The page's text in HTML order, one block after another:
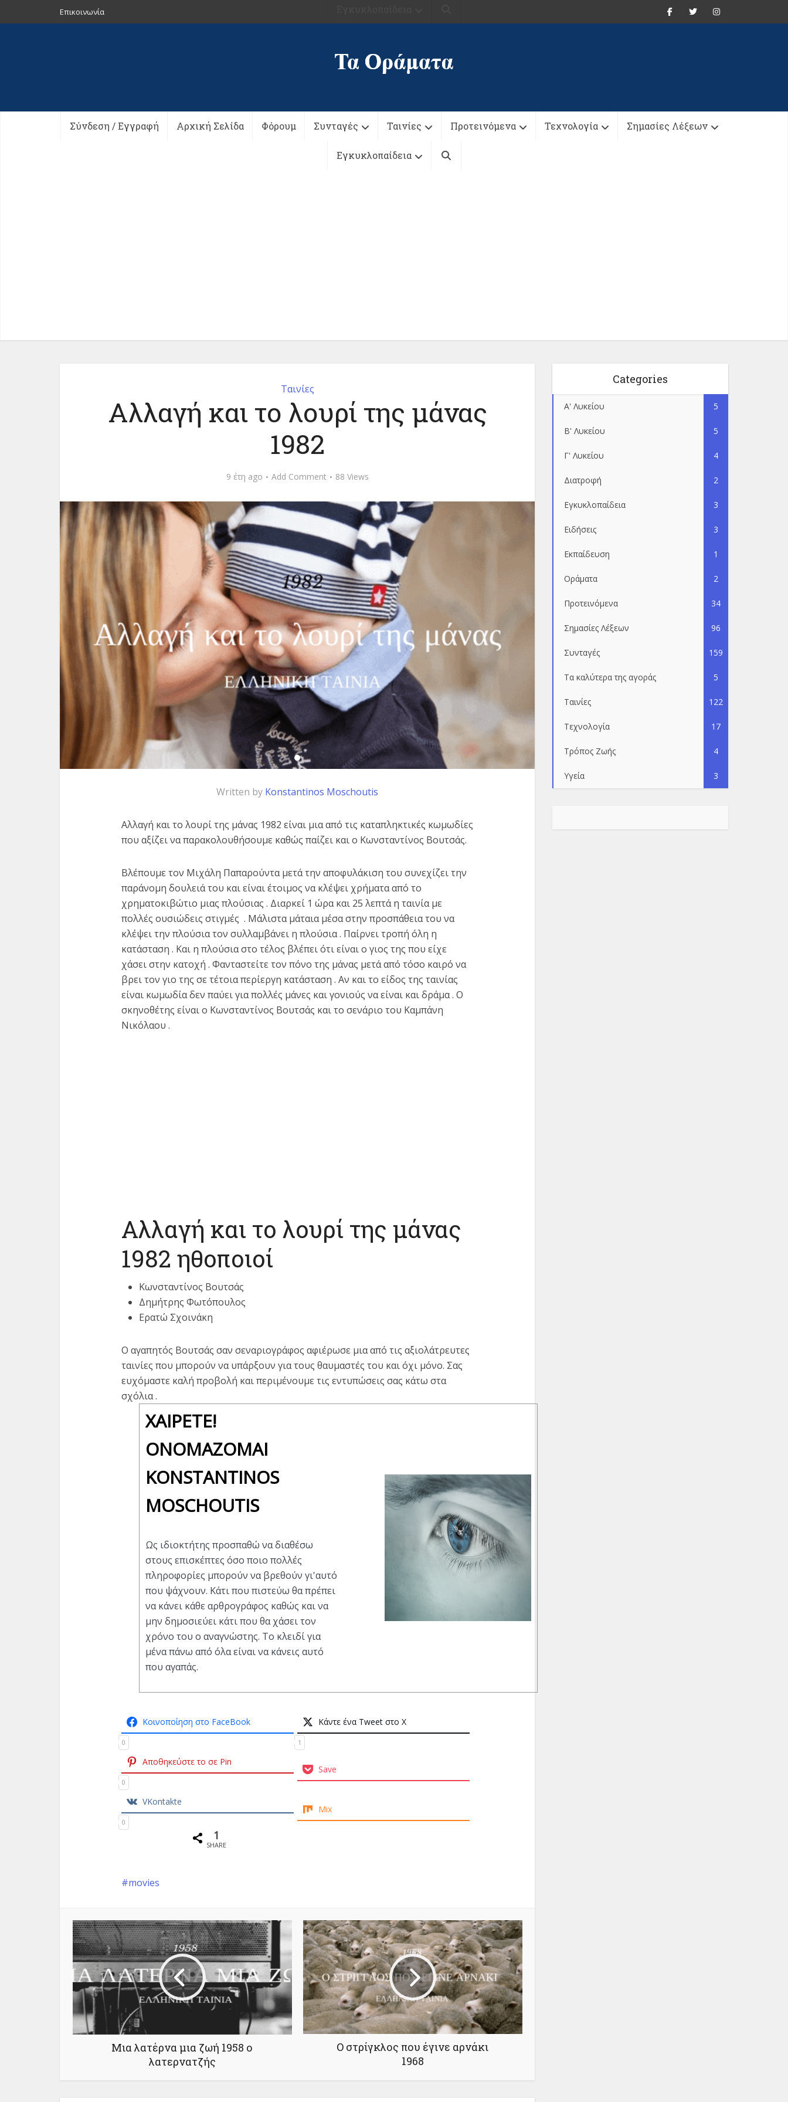
Επικοινωνία
Σύνδεση / Εγγραφή Αρχική Σελίδα Φόρουμ Συνταγές Ταινίες Προτεινόμενα Τεχνολογία Σημασίες Λέξεων
Εγκυκλοπαίδεια
Ταινίες
Αλλαγή και το λουρί της μάνας
1982
9 έτη ago Add Comment 88 Views
Written by Konstantinos Moschoutis
Αλλαγή και το λουρί της μάνας 1982 είναι μια από τις καταπληκτικές κωμωδίες
που αξίζει να παρακολουθήσουμε καθώς παίζει και ο Κωνσταντίνος Βουτσάς.
Βλέπουμε τον Μιχάλη Παπαρούντα μετά την αποφυλάκιση του συνεχίζει την
παράνομη δουλειά του και είναι έτοιμος να κλέψει χρήματα από το
χρηματοκιβώτιο μιας πλούσιας . Διαρκεί 1 ώρα και 25 λεπτά η ταινία με
πολλές ουσιώδεις στιγμές . Μάλιστα μάταια μέσα στην προσπάθεια του να
κλέψει την πλούσια τον συλλαμβάνει η πλούσια . Παίρνει τροπή όλη η
κατάσταση . Και η πλούσια στο τέλος βλέπει ότι είναι ο γιος της που είχε
χάσει στην κατοχή . Φανταστείτε τον πόνο της μάνας μετά από τόσο καιρό να
βρει τον γιο της σε τέτοια περίεργη κατάσταση . Αν και το είδος της ταινίας
είναι κωμωδία δεν παύει για πολλές μάνες και γονιούς να είναι και δράμα . Ο
σκηνοθέτης είναι ο Κωνσταντίνος Βουτσάς και το σενάριο του Καμπάνη
Νικόλαου .
Αλλαγή και το λουρί της μάνας
1982 ηθοποιοί
Κωνσταντίνος Βουτσάς
Δημήτρης Φωτόπουλος
Ερατώ Σχοινάκη
Ο αγαπητός Βουτσάς σαν σεναριογράφος αφιέρωσε μια από τις αξιολάτρευτες
ταινίες που μπορούν να υπάρξουν για τους θαυμαστές του και όχι μόνο. Σας
ευχόμαστε καλή προβολή και περιμένουμε τις εντυπώσεις σας κάτω στα
σχόλια .
ΧΑΊΡΕΤΕ!
ΟΝΟΜΆΖΟΜΑΙ
KONSTANTINOS
MOSCHOUTIS
Ως ιδιοκτήτης προσπαθώ να διαθέσω
στους επισκέπτες όσο ποιο πολλές
πληροφορίες μπορούν να βρεθούν γι'αυτό
που ψάχνουν. Κάτι που πιστεύω θα πρέπει
να κάνει κάθε αρθρογράφος καθώς και να
μην δημοσιεύει κάτι που θα χάσει τον
χρόνο του ο αναγνώστης. Το κλειδί για
μένα πάνω από όλα είναι να κάνεις αυτό
που αγαπάς.
Κοινοποίηση στο FaceBook
0
Κάντε ένα Tweet στο X
1
Αποθηκεύστε το σε Pin
0
Save
VKontakte
0
Mix
1
SHARE
movies
Μια λατέρνα μια ζωή 1958 ο
λατερνατζής
Ο στρίγκλος που έγινε αρνάκι
1968
Categories
Α' Λυκείου 5
Β' Λυκείου 5
Γ' Λυκείου 4
Διατροφή 2
Εγκυκλοπαίδεια 3
Ειδήσεις 3
Εκπαίδευση 1
Οράματα 2
Προτεινόμενα 34
Σημασίες Λέξεων 96
Συνταγές 159
Τα καλύτερα της αγοράς 5
Ταινίες 122
Τεχνολογία 17
Τρόπος Ζωής 4
Υγεία 3